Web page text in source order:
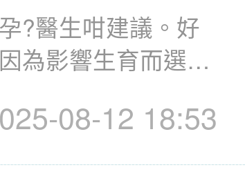
?醫生咁建議。好
為影響生育而選擇
08-12 18:53